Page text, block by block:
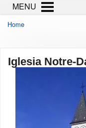
MENU
Home
Iglesia Notre-